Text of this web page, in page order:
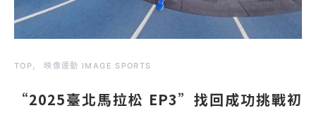
TOP 映像運動 IMAGE SPORTS
“2025臺北馬拉松 EP3”找回成功挑戰初